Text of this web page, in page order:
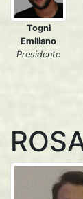
Togni
Emiliano
Presidente